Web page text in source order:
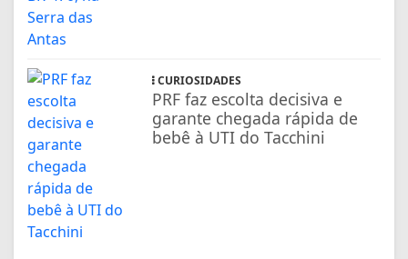
CURIOSIDADES
PRF faz escolta decisiva e
garante chegada rápida de
bebê à UTI do Tacchini